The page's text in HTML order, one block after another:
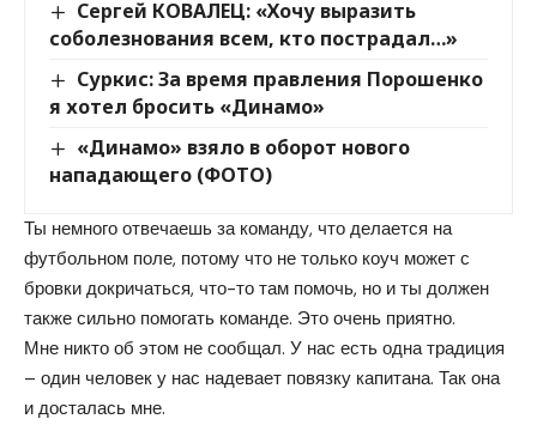
Сергей КОВАЛЕЦ: «Хочу выразить
соболезнования всем, кто пострадал…»
Суркис: За время правления Порошенко
я хотел бросить «Динамо»
«Динамо» взяло в оборот нового
нападающего (ФОТО)
Ты немного отвечаешь за команду, что делается на
футбольном поле, потому что не только коуч может с
бровки докричаться, что-то там помочь, но и ты должен
также сильно помогать команде. Это очень приятно.
Мне никто об этом не сообщал. У нас есть одна традиция
– один человек у нас надевает повязку капитана. Так она
и досталась мне.